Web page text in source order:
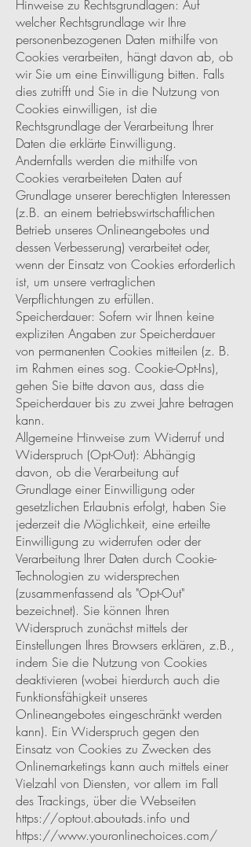
Hinweise zu Rechtsgrundlagen: Auf
welcher Rechtsgrundlage wir Ihre
personenbezogenen Daten mithilfe von
Cookies verarbeiten, hängt davon ab, ob
wir Sie um eine Einwilligung bitten. Falls
dies zutrifft und Sie in die Nutzung von
Cookies einwilligen, ist die
Rechtsgrundlage der Verarbeitung Ihrer
Daten die erklärte Einwilligung.
Andernfalls werden die mithilfe von
Cookies verarbeiteten Daten auf
Grundlage unserer berechtigten Interessen
(z.B. an einem betriebswirtschaftlichen
Betrieb unseres Onlineangebotes und
dessen Verbesserung) verarbeitet oder,
wenn der Einsatz von Cookies erforderlich
ist, um unsere vertraglichen
Verpflichtungen zu erfüllen.
Speicherdauer: Sofern wir Ihnen keine
expliziten Angaben zur Speicherdauer
von permanenten Cookies mitteilen (z. B.
im Rahmen eines sog. Cookie-Opt-Ins),
gehen Sie bitte davon aus, dass die
Speicherdauer bis zu zwei Jahre betragen
kann.
Allgemeine Hinweise zum Widerruf und
Widerspruch (Opt-Out): Abhängig
davon, ob die Verarbeitung auf
Grundlage einer Einwilligung oder
gesetzlichen Erlaubnis erfolgt, haben Sie
jederzeit die Möglichkeit, eine erteilte
Einwilligung zu widerrufen oder der
Verarbeitung Ihrer Daten durch Cookie-
Technologien zu widersprechen
(zusammenfassend als "Opt-Out"
bezeichnet). Sie können Ihren
Widerspruch zunächst mittels der
Einstellungen Ihres Browsers erklären, z.B.,
indem Sie die Nutzung von Cookies
deaktivieren (wobei hierdurch auch die
Funktionsfähigkeit unseres
Onlineangebotes eingeschränkt werden
kann). Ein Widerspruch gegen den
Einsatz von Cookies zu Zwecken des
Onlinemarketings kann auch mittels einer
Vielzahl von Diensten, vor allem im Fall
des Trackings, über die Webseiten
https://optout.aboutads.info und
https://www.youronlinechoices.com/